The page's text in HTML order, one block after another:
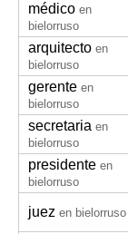
médico en
bielorruso
arquitecto en
bielorruso
gerente en
bielorruso
secretaria en
bielorruso
presidente en
bielorruso
juez en bielorruso